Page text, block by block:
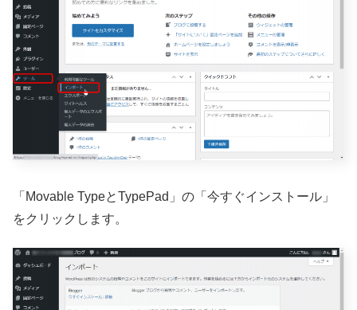
「Movable TypeとTypePad」の「今すぐインストール」
をクリックします。